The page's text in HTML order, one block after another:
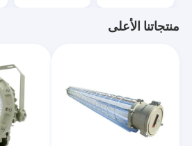
منتجاتنا الأعلى